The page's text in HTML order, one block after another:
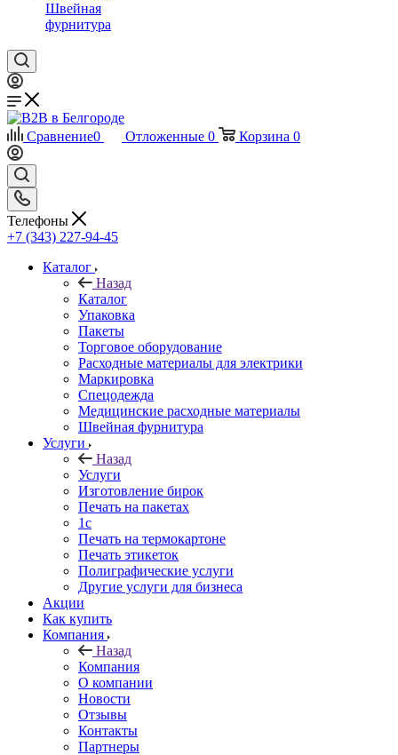
Швейная
фурнитура
Сравнение0 Отложенные 0 Корзина 0
Телефоны
+7 (343) 227-94-45
Каталог
Назад
Каталог
Упаковка
Пакеты
Торговое оборудование
Расходные материалы для электрики
Маркировка
Спецодежда
Медицинские расходные материалы
Швейная фурнитура
Услуги
Назад
Услуги
Изготовление бирок
Печать на пакетах
1c
Печать на термокартоне
Печать этикеток
Полиграфические услуги
Другие услуги для бизнеса
Акции
Как купить
Компания
Назад
Компания
О компании
Новости
Отзывы
Контакты
Партнеры